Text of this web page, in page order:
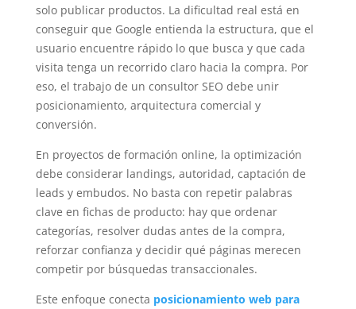
solo publicar productos. La dificultad real está en
conseguir que Google entienda la estructura, que el
usuario encuentre rápido lo que busca y que cada
visita tenga un recorrido claro hacia la compra. Por
eso, el trabajo de un consultor SEO debe unir
posicionamiento, arquitectura comercial y
conversión.
En proyectos de formación online, la optimización
debe considerar landings, autoridad, captación de
leads y embudos. No basta con repetir palabras
clave en fichas de producto: hay que ordenar
categorías, resolver dudas antes de la compra,
reforzar confianza y decidir qué páginas merecen
competir por búsquedas transaccionales.
Este enfoque conecta posicionamiento web para